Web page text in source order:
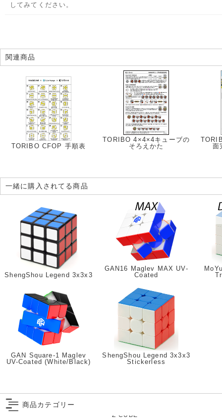
してみてください。
関連商品
TORIBO CFOP 手順表
TORIBO 4×4×4キューブの
そろえかた
面
一緒に購入されてる商品
ShengShou Legend 3x3x3
GAN16 Maglev MAX UV-
Coated
GAN Square-1 Maglev
UV-Coated (White/Black)
ShengShou Legend 3x3x3
Stickerless
商品カテゴリー